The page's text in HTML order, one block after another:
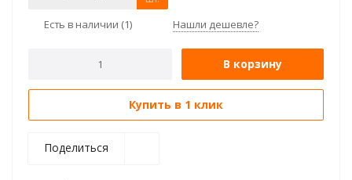
Есть в наличии (1) Нашли дешевле?
В корзину
Купить в 1 клик
Поделиться